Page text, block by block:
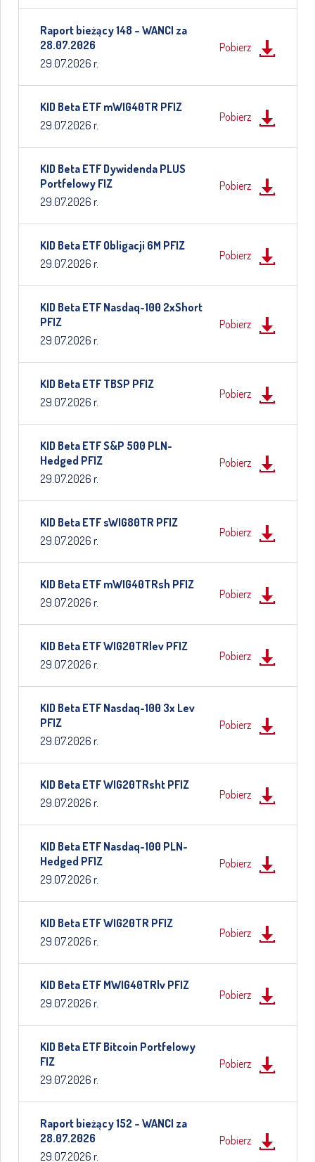
Raport bieżący 148 – WANCI za
28.07.2026
29.07.2026 r.
Pobierz
KID Beta ETF mWIG40TR PFIZ
29.07.2026 r.
Pobierz
KID Beta ETF Dywidenda PLUS
Portfelowy FIZ
29.07.2026 r.
Pobierz
KID Beta ETF Obligacji 6M PFIZ
29.07.2026 r.
Pobierz
KID Beta ETF Nasdaq-100 2xShort
PFIZ
29.07.2026 r.
Pobierz
KID Beta ETF TBSP PFIZ
29.07.2026 r.
Pobierz
KID Beta ETF S&P 500 PLN-
Hedged PFIZ
29.07.2026 r.
Pobierz
KID Beta ETF sWIG80TR PFIZ
29.07.2026 r.
Pobierz
KID Beta ETF mWIG40TRsh PFIZ
29.07.2026 r.
Pobierz
KID Beta ETF WIG20TRlev PFIZ
29.07.2026 r.
Pobierz
KID Beta ETF Nasdaq-100 3x Lev
PFIZ
29.07.2026 r.
Pobierz
KID Beta ETF WIG20TRsht PFIZ
29.07.2026 r.
Pobierz
KID Beta ETF Nasdaq-100 PLN-
Hedged PFIZ
29.07.2026 r.
Pobierz
KID Beta ETF WIG20TR PFIZ
29.07.2026 r.
Pobierz
KID Beta ETF MWIG40TRlv PFIZ
29.07.2026 r.
Pobierz
KID Beta ETF Bitcoin Portfelowy
FIZ
29.07.2026 r.
Pobierz
Raport bieżący 152 – WANCI za
28.07.2026
29.07.2026 r.
Pobierz